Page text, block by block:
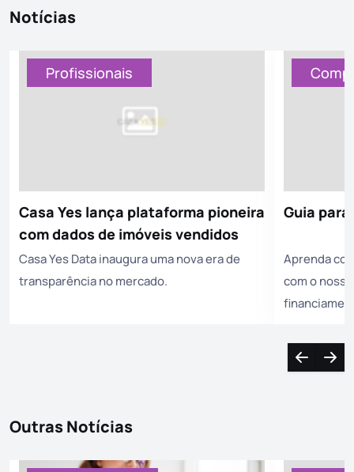
Notícias
Profissionais
Casa Yes lança plataforma pioneira
com dados de imóveis vendidos
Casa Yes Data inaugura uma nova era de
transparência no mercado.
Guia
Aprenda
com o
Outras Notícias